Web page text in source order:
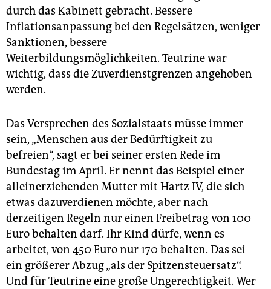
durch das Kabinett gebracht. Bessere
Inflationsanpassung bei den Regelsätzen, weniger
Sanktionen, bessere
Weiterbildungsmöglichkeiten. Teutrine war
wichtig, dass die Zuverdienstgrenzen angehoben
werden.
Das Versprechen des Sozialstaats müsse immer
sein, „Menschen aus der Bedürftigkeit zu
befreien“, sagt er bei seiner ersten Rede im
Bundestag im April. Er nennt das Beispiel einer
alleinerziehenden Mutter mit Hartz IV, die sich
etwas dazuverdienen möchte, aber nach
derzeitigen Regeln nur einen Freibetrag von 100
Euro behalten darf. Ihr Kind dürfe, wenn es
arbeitet, von 450 Euro nur 170 behalten. Das sei
ein größerer Abzug „als der Spitzensteuersatz“.
Und für Teutrine eine große Ungerechtigkeit. Wer